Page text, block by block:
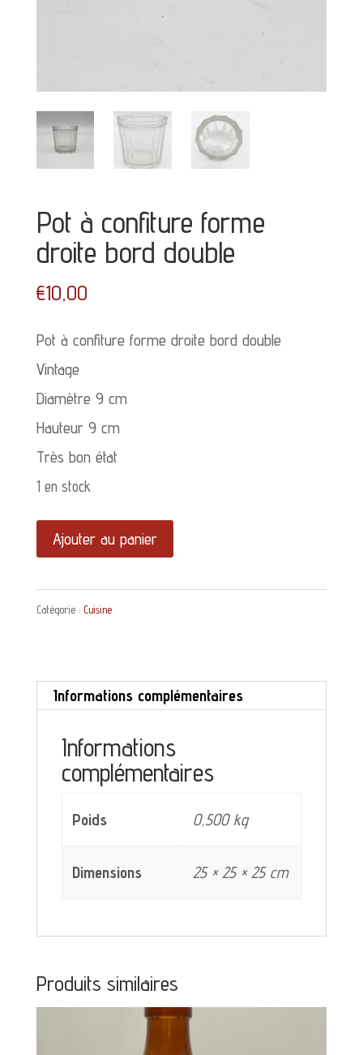
Pot à confiture forme
droite bord double
€10,00
Pot à confiture forme droite bord double
Vintage
Diamètre 9 cm
Hauteur 9 cm
Très bon état
1 en stock
quantité
de
Pot
forme
droite
bord
double
Ajouter au panier
Catégorie : Cuisine
Informations complémentaires
Informations
complémentaires
Poids 0,500 kg
Dimensions 25 × 25 × 25 cm
Produits similaires